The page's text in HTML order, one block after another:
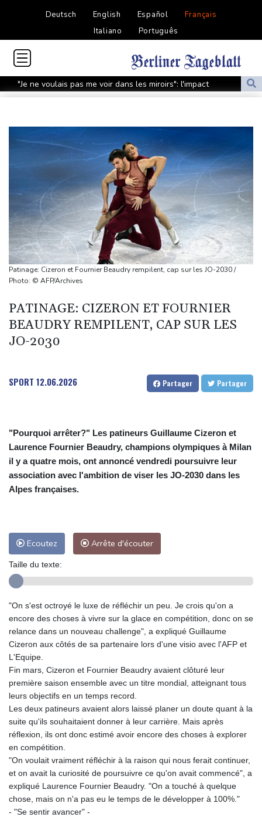
Deutsch English Español
Français
Italiano
Português
"Je ne voulais pas me voir dans les miroirs": l'impact
psychologique de la reconstruction mammaire
Présidentielle: Gabriel Attal porte plainte, dénonçant une
ingérence russe
Nocturne et amatrice de café: une nouvelle espèce de grenouille
découverte au Costa Rica
Colombie: le président de la Espriella promet de combattre "sans
répit" le narcotrafic
Le rappeur Moha La Squale condamné à deux ans pour des
violences sur deux femmes
Colombie: le président de la Espriella promet de combattre "sans
La justice bloque à nouveau la salle de bal de Trump, qui va
saisir la Cour suprême
De la Espriella, un millionnaire pro-Trump à la présidence de la
Colombie: le président Abelardo de la Espriella soutenu par
Patinage: Cizeron et Fournier Beaudry rempilent, cap sur les JO-2030 /
Photo: © AFP/Archives
PATINAGE: CIZERON ET FOURNIER
BEAUDRY REMPILENT, CAP SUR LES
JO-2030
SPORT 12.06.2026 Partager Partager
"Pourquoi arrêter?" Les patineurs Guillaume Cizeron et
Laurence Fournier Beaudry, champions olympiques à Milan
il y a quatre mois, ont annoncé vendredi poursuivre leur
association avec l'ambition de viser les JO-2030 dans les
Alpes françaises.
Ecoutez Arrête d'écouter
Taille du texte:
"On s'est octroyé le luxe de réfléchir un peu. Je crois qu'on a
encore des choses à vivre sur la glace en compétition, donc on se
relance dans un nouveau challenge", a expliqué Guillaume
Cizeron aux côtés de sa partenaire lors d'une visio avec l'AFP et
L'Equipe.
Fin mars, Cizeron et Fournier Beaudry avaient clôturé leur
première saison ensemble avec un titre mondial, atteignant tous
leurs objectifs en un temps record.
Les deux patineurs avaient alors laissé planer un doute quant à la
suite qu'ils souhaitaient donner à leur carrière. Mais après
réflexion, ils ont donc estimé avoir encore des choses à explorer
en compétition.
"On voulait vraiment réfléchir à la raison qui nous ferait continuer,
et on avait la curiosité de poursuivre ce qu'on avait commencé", a
expliqué Laurence Fournier Beaudry. "On a touché à quelque
chose, mais on n'a pas eu le temps de le développer à 100%."
- "Se sentir avancer" -